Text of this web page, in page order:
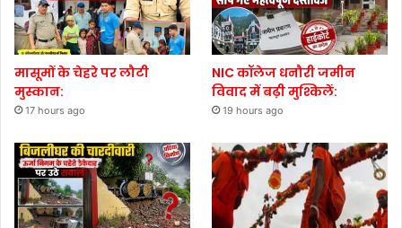
मासूमों के चेहरे पर लौटी
मुस्कान:
17 hours ago
NIC कॉलेज धनौरी जमीन
विवाद में बढ़ी मुश्किलें:
19 hours ago